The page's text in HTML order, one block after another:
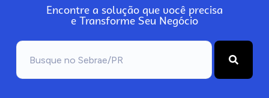
Encontre a solução que você precisa
e Transforme Seu Negócio